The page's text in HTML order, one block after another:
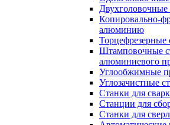
Копировально-
алюминию
Штамповочные
алюминиевого
Углообжимные
Углозачистные
Станки для
Станции для
Станки для